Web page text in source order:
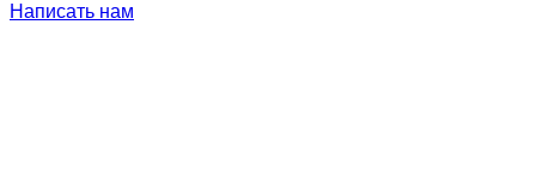
Написать нам